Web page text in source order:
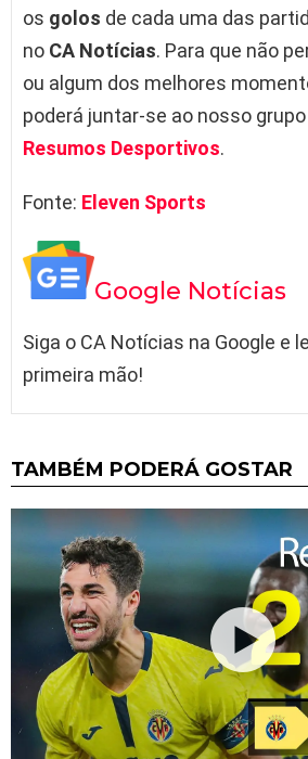
os golos de cada uma das
no CA Notícias. Para que não
ou algum dos melhores
poderá juntar-se ao nosso
Resumos Desportivos.
Fonte: Eleven Sports
Google Notícias
Siga o CA Notícias na Google e
primeira mão!
TAMBÉM PODERÁ GOSTAR